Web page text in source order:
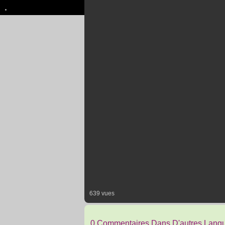
639 vues
0 Commentaires Dans D'autres